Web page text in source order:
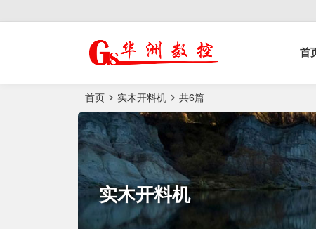
榫槽机|猫抓板生
产设备|非标 首
首页 实木开料机 共6篇
实木开料机